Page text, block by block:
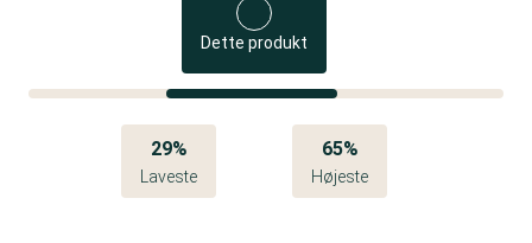
Dette produkt
29%
Laveste
65%
Højeste